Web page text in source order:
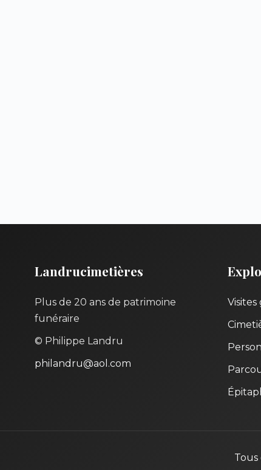
Landrucimetières
Plus de 20 ans de patrimoine
funéraire
© Philippe Landru
philandru@aol.com
Visites